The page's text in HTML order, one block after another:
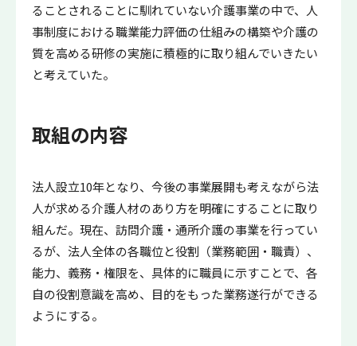
ることされることに馴れていない介護事業の中で、人
事制度における職業能力評価の仕組みの構築や介護の
質を高める研修の実施に積極的に取り組んでいきたい
と考えていた。
取組の内容
法人設立10年となり、今後の事業展開も考えながら法
人が求める介護人材のあり方を明確にすることに取り
組んだ。現在、訪問介護・通所介護の事業を行ってい
るが、法人全体の各職位と役割（業務範囲・職責）、
能力、義務・権限を、具体的に職員に示すことで、各
自の役割意識を高め、目的をもった業務遂行ができる
ようにする。